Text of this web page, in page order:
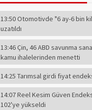
13:50 Otomotivde "6 ay-6 bin
uzatıldı
13:46 Çin, 46 ABD savunma
kamu ihalelerinden menetti
14:25 Tarımsal girdi fiyat
14:07 Reel Kesim Güven
102'ye yükseldi